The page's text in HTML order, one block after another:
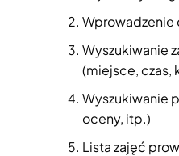
Wprowadzenie
Wyszukiwanie
(miejsce, czas,
Wyszukiwanie
oceny, itp.)
Lista zajęć